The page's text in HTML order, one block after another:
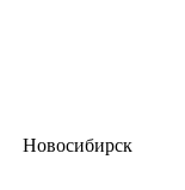
Новосибирск